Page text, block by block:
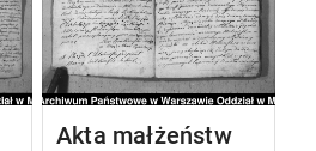
Akta małżeństw